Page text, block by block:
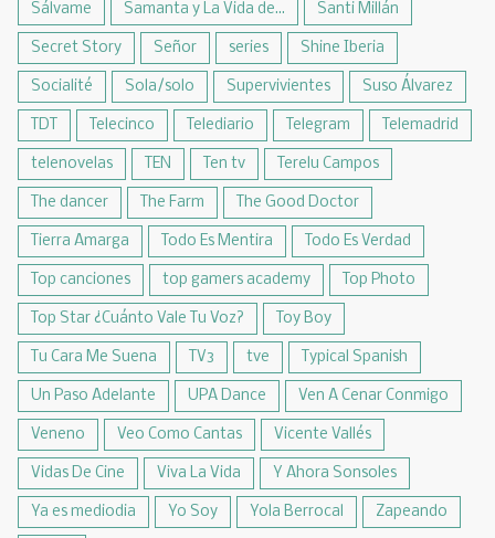
Sálvame Samanta y La Vida de... Santi Millán
Secret Story Señor series Shine Iberia
Socialité Sola/solo Supervivientes Suso Álvarez
TDT Telecinco Telediario Telegram Telemadrid
telenovelas TEN Ten tv Terelu Campos
The dancer The Farm The Good Doctor
Tierra Amarga Todo Es Mentira Todo Es Verdad
Top canciones top gamers academy Top Photo
Top Star ¿Cuánto Vale Tu Voz? Toy Boy
Tu Cara Me Suena TV3 tve Typical Spanish
Un Paso Adelante UPA Dance Ven A Cenar Conmigo
Veneno Veo Como Cantas Vicente Vallés
Vidas De Cine Viva La Vida Y Ahora Sonsoles
Ya es mediodia Yo Soy Yola Berrocal Zapeando